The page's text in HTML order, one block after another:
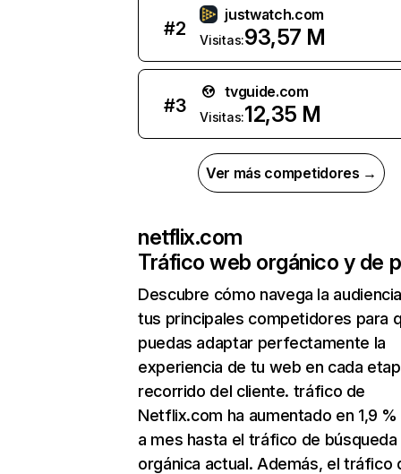
#2
justwatch.com
Visitas:93,57 M
#3
tvguide.com
Visitas:12,35 M
Ver más competidores →
netflix.com
Tráfico web orgánico y de
Descubre cómo navega la
tus principales competidores para
puedas adaptar perfectamente la
experiencia de tu web en cada
recorrido del cliente. tráfico de
Netflix.com ha aumentado en 1,9
a mes hasta el tráfico de búsqueda
orgánica actual. Además, el tráfico